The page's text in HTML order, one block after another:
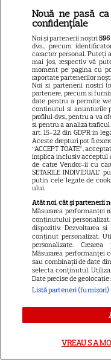
NETFLIX
Agentul Kim
Netflix:
a rupt topurile
șanse sunt
Nouă ne pasă
confidențiale
Noi și partenerii noștri596
dvs., precum
caracter personal. Puteți
mai jos, respectiv vă
moment pe pagina cu
raportate partenerilor
Noi si partenerii nostri
partenere, precum si
date pentru a permite
continutul si anunturile
profilul dvs., pentru a va
si pentru a analiza
art. 15-22 din GDPR in
Aceste drepturi pot fi
“ACCEPT TOATE”,
implica inclusiv acceptul
de catre Vendor-ii cu
SETARILE
putin cele legate de
ului.
Atât noi, cât și partenerii
Măsurarea performanței
conținutului
dispozitiv. Dezvoltarea
conținut personalizat.
personalizate.
Măsurarea performanței
sau combinații de date
selecta conținutul.
Date precise de
Listă parteneri (furnizori)
VREAU SA